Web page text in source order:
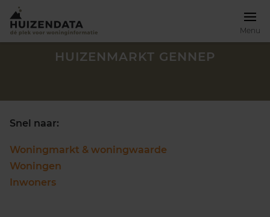
Menu
HUIZENMARKT GENNEP
Snel naar:
Woningmarkt & woningwaarde
Woningen
Inwoners